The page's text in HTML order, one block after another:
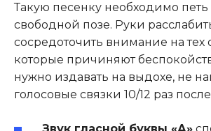
Такую песенку необходимо
свободной позе. Руки
сосредоточить внимание на тех
которые причиняют
нужно издавать на выдохе, не
голосовые связки 10/12 раз